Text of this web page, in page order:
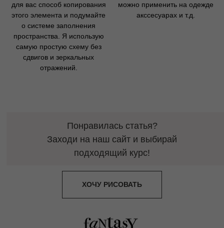
для вас способ копирования
этого элемента и подумайте
о системе заполнения
пространства. Я использую
самую простую схему без
сдвигов и зеркальных
отражений.
можно применить на одежде
акссесуарах и т.д.
Понравилась статья?
Заходи на наш сайт и выбирай
подходящий курс!
ХОЧУ РИСОВАТЬ